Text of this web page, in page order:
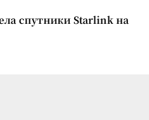
спутники Starlink на